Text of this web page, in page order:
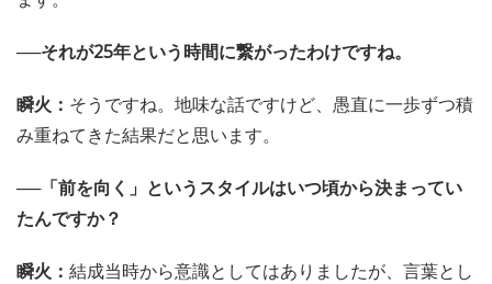
──それが25年という時間に繋がったわけですね。
瞬火： そうですね。地味な話ですけど、愚直に一歩ずつ積
み重ねてきた結果だと思います。
──「前を向く」というスタイルはいつ頃から決まってい
たんですか？
瞬火： 結成当時から意識としてはありましたが、言葉とし